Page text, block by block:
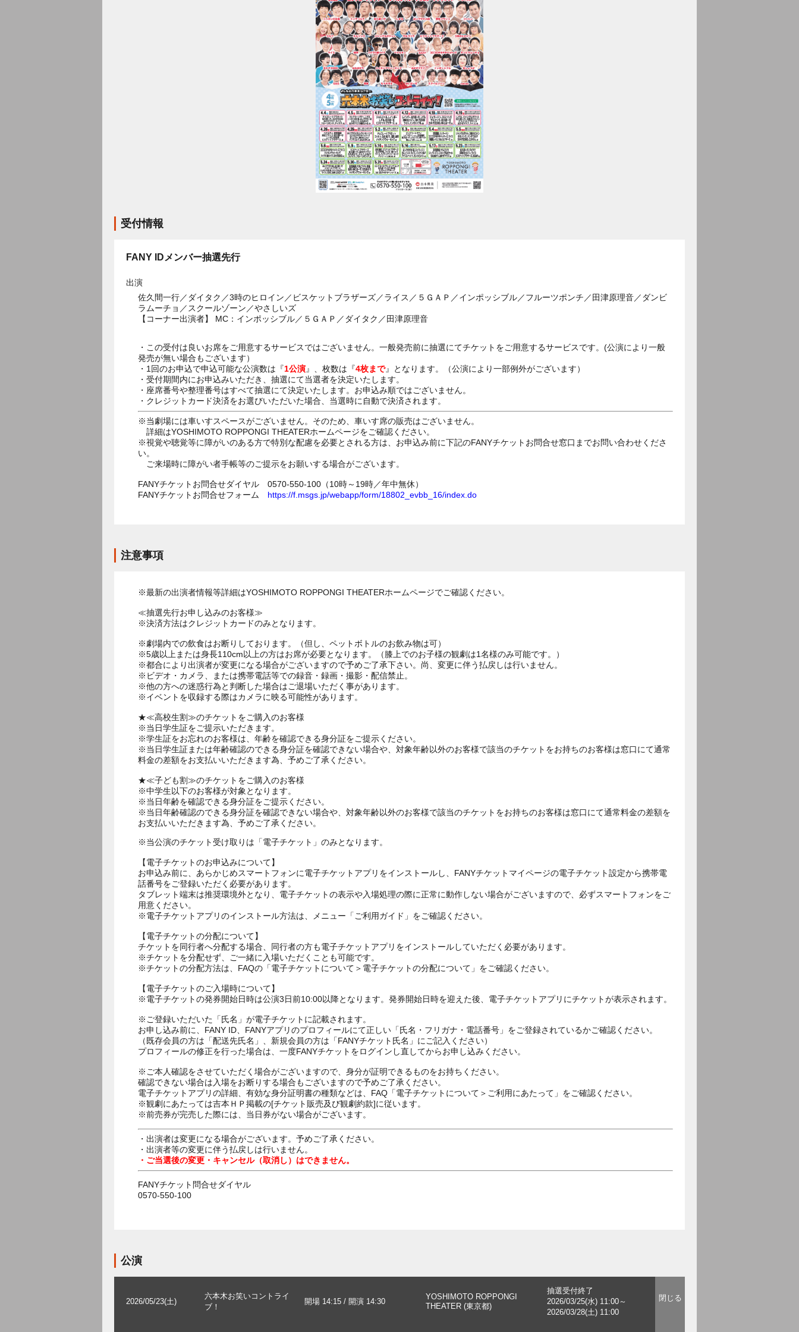
受付情報
FANY IDメンバー抽選先行
出演
佐久間一行／ダイタク／3時のヒロイン／ビスケットブラザーズ／ライス／５ＧＡＰ／インポッシブル／フルーツポンチ／田津原理音／ダンビ
ラムーチョ／スクールゾーン／やさしいズ
【コーナー出演者】 MC：インポッシブル／５ＧＡＰ／ダイタク／田津原理音
・この受付は良いお席をご用意するサービスではございません。一般発売前に抽選にてチケットをご用意するサービスです。(公演により一般
発売が無い場合もございます）
・1回のお申込で申込可能な公演数は『1公演』、枚数は『4枚まで』となります。（公演により一部例外がございます）
・受付期間内にお申込みいただき、抽選にて当選者を決定いたします。
・座席番号や整理番号はすべて抽選にて決定いたします。お申込み順ではございません。
・クレジットカード決済をお選びいただいた場合、当選時に自動で決済されます。
※当劇場には車いすスペースがございません。そのため、車いす席の販売はございません。
詳細はYOSHIMOTO ROPPONGI THEATERホームページをご確認ください。
※視覚や聴覚等に障がいのある方で特別な配慮を必要とされる方は、お申込み前に下記のFANYチケットお問合せ窓口までお問い合わせくださ
い。
ご来場時に障がい者手帳等のご提示をお願いする場合がございます。
FANYチケットお問合せダイヤル 0570-550-100（10時～19時／年中無休）
FANYチケットお問合せフォーム https://f.msgs.jp/webapp/form/18802_evbb_16/index.do
注意事項
※最新の出演者情報等詳細はYOSHIMOTO ROPPONGI THEATERホームページでご確認ください。
≪抽選先行お申し込みのお客様≫
※決済方法はクレジットカードのみとなります。
※劇場内での飲食はお断りしております。（但し、ペットボトルのお飲み物は可）
※5歳以上または身長110cm以上の方はお席が必要となります。（膝上でのお子様の観劇は1名様のみ可能です。）
※都合により出演者が変更になる場合がございますので予めご了承下さい。尚、変更に伴う払戻しは行いません。
※ビデオ・カメラ、または携帯電話等での録音・録画・撮影・配信禁止。
※他の方への迷惑行為と判断した場合はご退場いただく事があります。
※イベントを収録する際はカメラに映る可能性があります。
★≪高校生割≫のチケットをご購入のお客様
※当日学生証をご提示いただきます。
※学生証をお忘れのお客様は、年齢を確認できる身分証をご提示ください。
※当日学生証または年齢確認のできる身分証を確認できない場合や、対象年齢以外のお客様で該当のチケットをお持ちのお客様は窓口にて通常
料金の差額をお支払いいただきます為、予めご了承ください。
★≪子ども割≫のチケットをご購入のお客様
※中学生以下のお客様が対象となります。
※当日年齢を確認できる身分証をご提示ください。
※当日年齢確認のできる身分証を確認できない場合や、対象年齢以外のお客様で該当のチケットをお持ちのお客様は窓口にて通常料金の差額を
お支払いいただきます為、予めご了承ください。
※当公演のチケット受け取りは「電子チケット」のみとなります。
【電子チケットのお申込みについて】
お申込み前に、あらかじめスマートフォンに電子チケットアプリをインストールし、FANYチケットマイページの電子チケット設定から携帯電
話番号をご登録いただく必要があります。
タブレット端末は推奨環境外となり、電子チケットの表示や入場処理の際に正常に動作しない場合がございますので、必ずスマートフォンをご
用意ください。
※電子チケットアプリのインストール方法は、メニュー「ご利用ガイド」をご確認ください。
【電子チケットの分配について】
チケットを同行者へ分配する場合、同行者の方も電子チケットアプリをインストールしていただく必要があります。
※チケットを分配せず、ご一緒に入場いただくことも可能です。
※チケットの分配方法は、FAQの「電子チケットについて＞電子チケットの分配について」をご確認ください。
【電子チケットのご入場時について】
※電子チケットの発券開始日時は公演3日前10:00以降となります。発券開始日時を迎えた後、電子チケットアプリにチケットが表示されます。
※ご登録いただいた「氏名」が電子チケットに記載されます。
お申し込み前に、FANY ID、FANYアプリのプロフィールにて正しい「氏名・フリガナ・電話番号」をご登録されているかご確認ください。
（既存会員の方は「配送先氏名」、新規会員の方は「FANYチケット氏名」にご記入ください）
プロフィールの修正を行った場合は、一度FANYチケットをログインし直してからお申し込みください。
※ご本人確認をさせていただく場合がございますので、身分が証明できるものをお持ちください。
確認できない場合は入場をお断りする場合もございますので予めご了承ください。
電子チケットアプリの詳細、有効な身分証明書の種類などは、FAQ「電子チケットについて＞ご利用にあたって」をご確認ください。
※観劇にあたっては吉本ＨＰ掲載の[チケット販売及び観劇約款]に従います。
※前売券が完売した際には、当日券がない場合がございます。
・出演者は変更になる場合がございます。予めご了承ください。
・出演者等の変更に伴う払戻しは行いません。
・ご当選後の変更・キャンセル（取消し）はできません。
FANYチケット問合せダイヤル
0570-550-100
公演
2026/05/23(土)
六本木お笑いコントライ
ブ！
開場 14:15 / 開演 14:30
YOSHIMOTO ROPPONGI
THEATER (東京都)
抽選受付終了
2026/03/25(水) 11:00～
2026/03/28(土) 11:00